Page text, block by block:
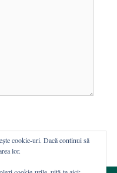
cookie-uri. Dacă continui să
lor.